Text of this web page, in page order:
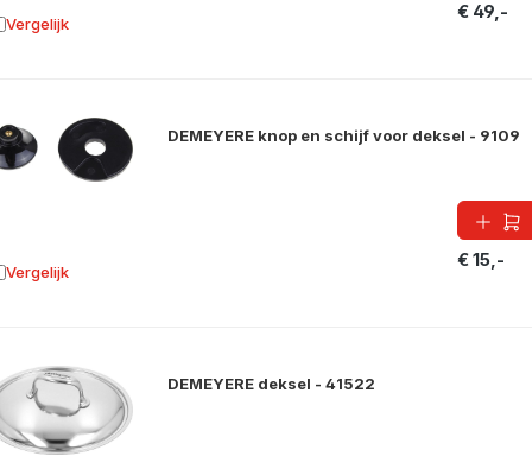
€ 49,-
Vergelijk aan vergelijking
DEMEYERE knop en schijf voor deksel - 9109
€ 15,-
Vergelijk aan vergelijking
DEMEYERE deksel - 41522